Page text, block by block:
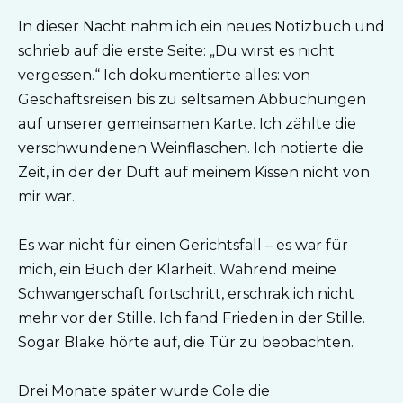
In dieser Nacht nahm ich ein neues Notizbuch und
schrieb auf die erste Seite: „Du wirst es nicht
vergessen.“ Ich dokumentierte alles: von
Geschäftsreisen bis zu seltsamen Abbuchungen
auf unserer gemeinsamen Karte. Ich zählte die
verschwundenen Weinflaschen. Ich notierte die
Zeit, in der der Duft auf meinem Kissen nicht von
mir war.
Es war nicht für einen Gerichtsfall – es war für
mich, ein Buch der Klarheit. Während meine
Schwangerschaft fortschritt, erschrak ich nicht
mehr vor der Stille. Ich fand Frieden in der Stille.
Sogar Blake hörte auf, die Tür zu beobachten.
Drei Monate später wurde Cole die